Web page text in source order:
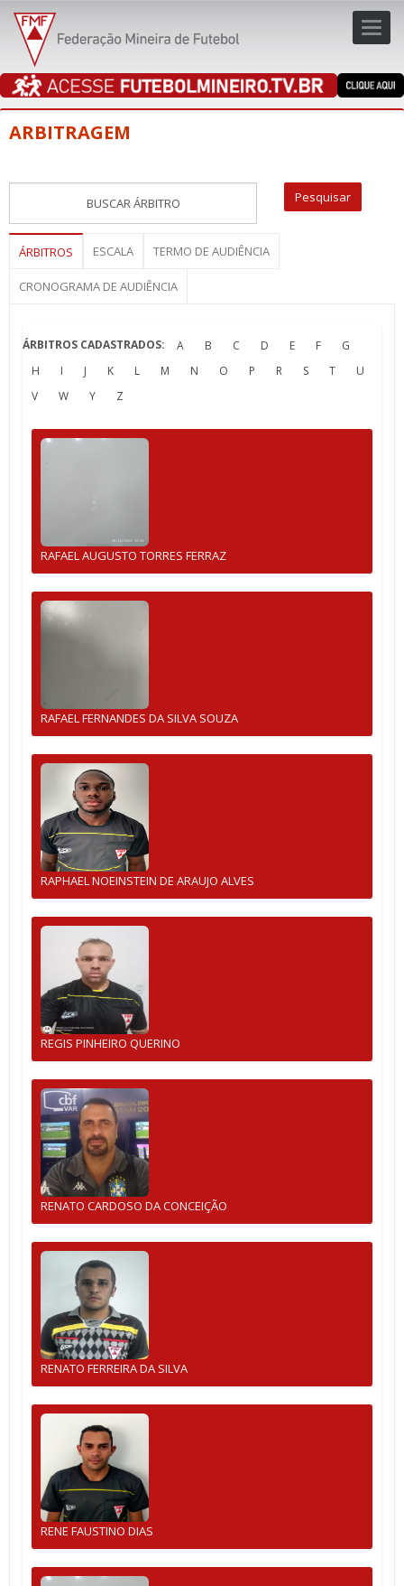
ARBITRAGEM
ÁRBITROS ESCALA TERMO DE AUDIÊNCIA
CRONOGRAMA DE AUDIÊNCIA
ÁRBITROS CADASTRADOS: A B C D E F
G
H
I J K L M N O P R S T
U
V
W Y Z
RAFAEL AUGUSTO TORRES FERRAZ
RAFAEL FERNANDES DA SILVA SOUZA
RAPHAEL NOEINSTEIN DE ARAUJO ALVES
REGIS PINHEIRO QUERINO
RENATO CARDOSO DA CONCEIÇÃO
RENATO FERREIRA DA SILVA
RENE FAUSTINO DIAS